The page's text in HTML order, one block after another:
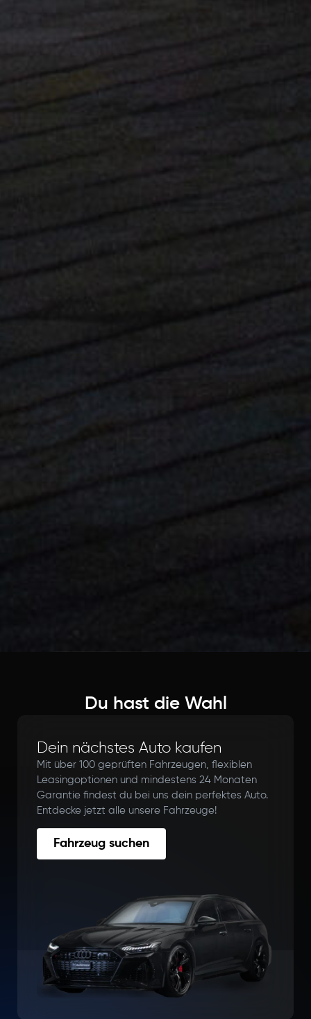
Du hast die Wahl
Dein nächstes Auto kaufen
Mit über 100 geprüften Fahrzeugen, flexiblen
Leasingoptionen und mindestens 24 Monaten
Garantie findest du bei uns dein perfektes Auto.
Entdecke jetzt alle unsere Fahrzeuge!
Fahrzeug suchen